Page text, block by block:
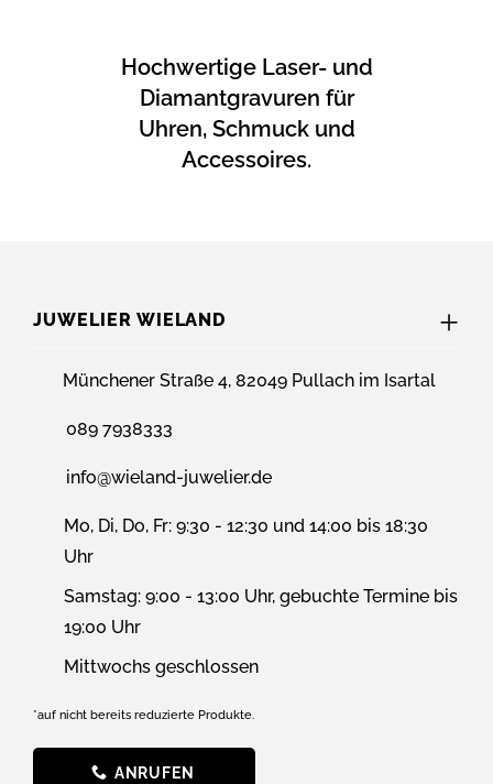
Hochwertige Laser- und
Diamantgravuren für
Uhren, Schmuck und
Accessoires.
JUWELIER WIELAND
Münchener Straße 4, 82049 Pullach im Isartal
089 7938333
info@wieland-juwelier.de
Mo, Di, Do, Fr: 9:30 - 12:30 und 14:00 bis 18:30
Uhr
Samstag: 9:00 - 13:00 Uhr, gebuchte Termine bis
19:00 Uhr
Mittwochs geschlossen
*auf nicht bereits reduzierte Produkte.
ANRUFEN